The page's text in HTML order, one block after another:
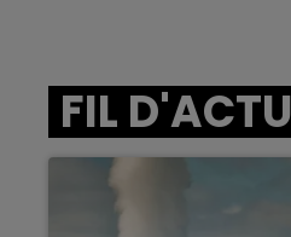
LE CLUB
FIL D'ACTU